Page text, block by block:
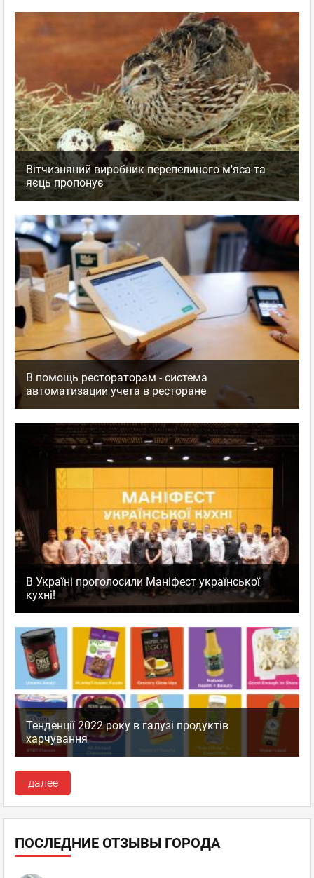
Вітчизняний виробник перепелиного м'яса та
яєць пропонує
В помощь рестораторам - система
автоматизации учета в ресторане
В Україні проголосили Маніфест української
кухні!
Тенденції 2022 року в галузі продуктів
харчування
далее
ПОСЛЕДНИЕ ОТЗЫВЫ ГОРОДА